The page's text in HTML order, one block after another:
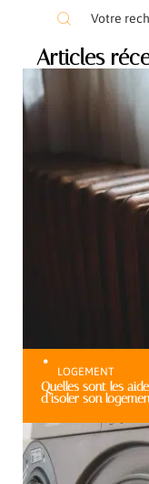
Articles
LOGEMENT
Quelles sont les
d’isoler son